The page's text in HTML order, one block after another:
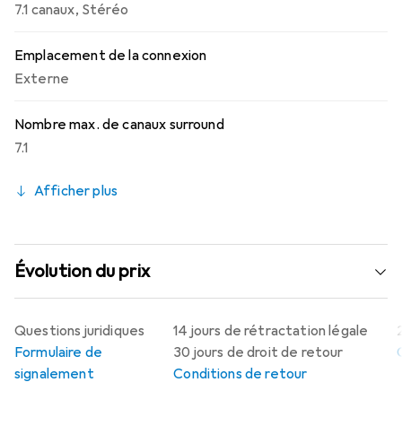
7.1 canaux, Stéréo
Emplacement de la connexion
Externe
Nombre max. de canaux surround
7.1
Afficher plus
Évolution du prix
14 jours de rétractation légale
30 jours de droit de retour
Conditions de retour
Questions juridiques
Formulaire de
signalement